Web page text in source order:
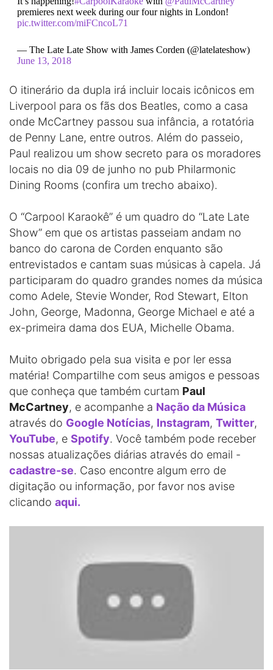
premieres next week during our four nights in London!
pic.twitter.com/miFCncoL71
— The Late Late Show with James Corden (@latelateshow)
June 13, 2018
O itinerário da dupla irá incluir locais icônicos em
Liverpool para os fãs dos Beatles, como a casa
onde McCartney passou sua infância, a rotatória
de Penny Lane, entre outros. Além do passeio,
Paul realizou um show secreto para os moradores
locais no dia 09 de junho no pub Philarmonic
Dining Rooms (confira um trecho abaixo).
O “Carpool Karaokê” é um quadro do “Late Late
Show” em que os artistas passeiam andam no
banco do carona de Corden enquanto são
entrevistados e cantam suas músicas à capela. Já
participaram do quadro grandes nomes da música
como Adele, Stevie Wonder, Rod Stewart, Elton
John, George, Madonna, George Michael e até a
ex-primeira dama dos EUA, Michelle Obama.
Muito obrigado pela sua visita e por ler essa
matéria! Compartilhe com seus amigos e pessoas
que conheça que também curtam Paul
McCartney, e acompanhe a Nação da Música
através do Google Notícias, Instagram, Twitter,
YouTube, e Spotify. Você também pode receber
nossas atualizações diárias através do email -
cadastre-se. Caso encontre algum erro de
digitação ou informação, por favor nos avise
clicando aqui.